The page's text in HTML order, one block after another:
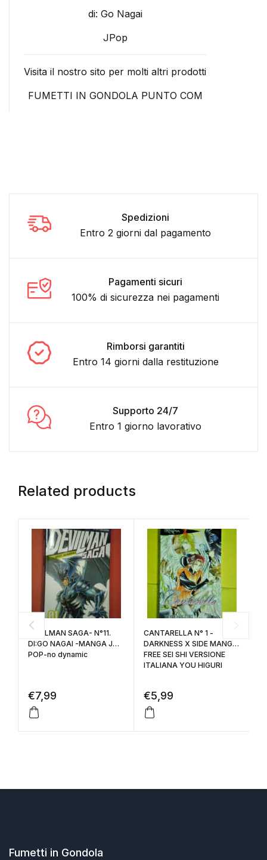
di: Go Nagai
JPop
Visita il nostro sito per molti altri prodotti
FUMETTI IN GONDOLA PUNTO COM
Spedizioni
Entro 2 giorni dal pagamento
Pagamenti sicuri
100% di sicurezza nei pagamenti
Rimborsi garantiti
Entro 14 giorni dalla restituzione
Supporto 24/7
Entro 1 giorno lavorativo
Related products
DEVILMAN SAGA- N°11.
DI:GO NAGAI -MANGA J
POP-no dynamic
€7,99
CANTARELLA N° 1 -
DARKNESS X SIDE MANGA
FREE SEI SHI VERSIONE
ITALIANA YOU HIGURI
€5,99
Fumetti in Gondola